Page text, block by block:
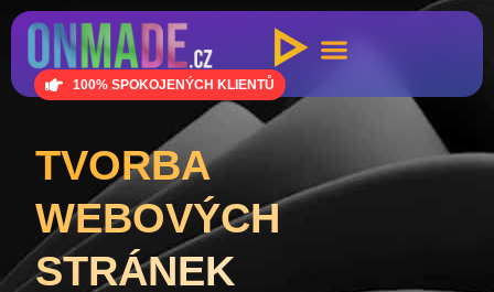
100% SPOKOJENÝCH KLIENTŮ
TVORBA
WEBOVÝCH
STRÁNEK